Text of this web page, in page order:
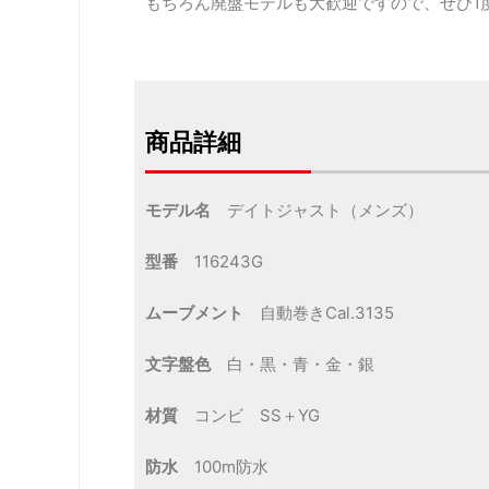
商品詳細
モデル名 デイトジャスト（メンズ）
型番 116243G
ムーブメント 自動巻きCal.3135
文字盤色白・黒・青・金・銀
材質 コンビ SS＋YG
防水 100m防水